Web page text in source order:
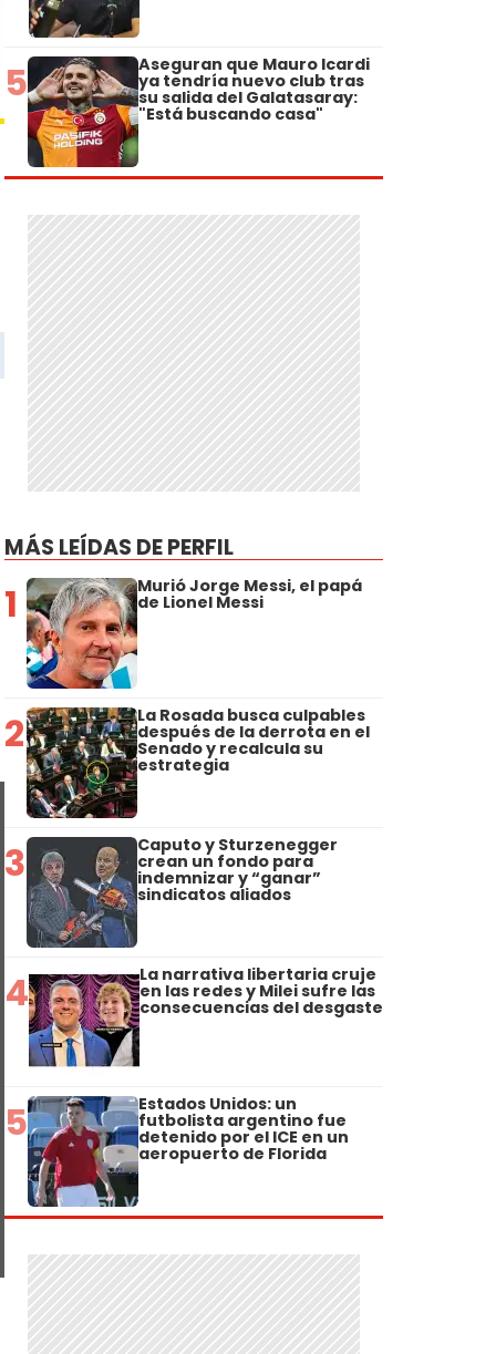
5 Aseguran que Mauro Icardi
ya tendría nuevo club tras
su salida del Galatasaray:
"Está buscando casa"
MÁS LEÍDAS DE PERFIL
1 Murió Jorge Messi, el papá
de Lionel Messi
2 La Rosada busca culpables
después de la derrota en el
Senado y recalcula su
estrategia
3 Caputo y Sturzenegger
crean un fondo para
indemnizar y “ganar”
sindicatos aliados
4 La narrativa libertaria cruje
en las redes y Milei sufre las
consecuencias del desgaste
5 Estados Unidos: un
futbolista argentino fue
detenido por el ICE en un
aeropuerto de Florida